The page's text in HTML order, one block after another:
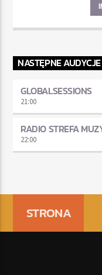
NASTĘPNE AUDYCJE
GLOBALSESSIONS
21:00
RADIO STREFA
22:00
STRONA